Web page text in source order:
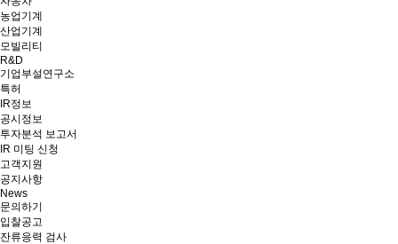
농업기계
산업기계
모빌리티
R&D
기업부설연구소
특허
IR정보
공시정보
투자분석 보고서
IR 미팅 신청
고객지원
공지사항
News
문의하기
입찰공고
잔류응력 검사